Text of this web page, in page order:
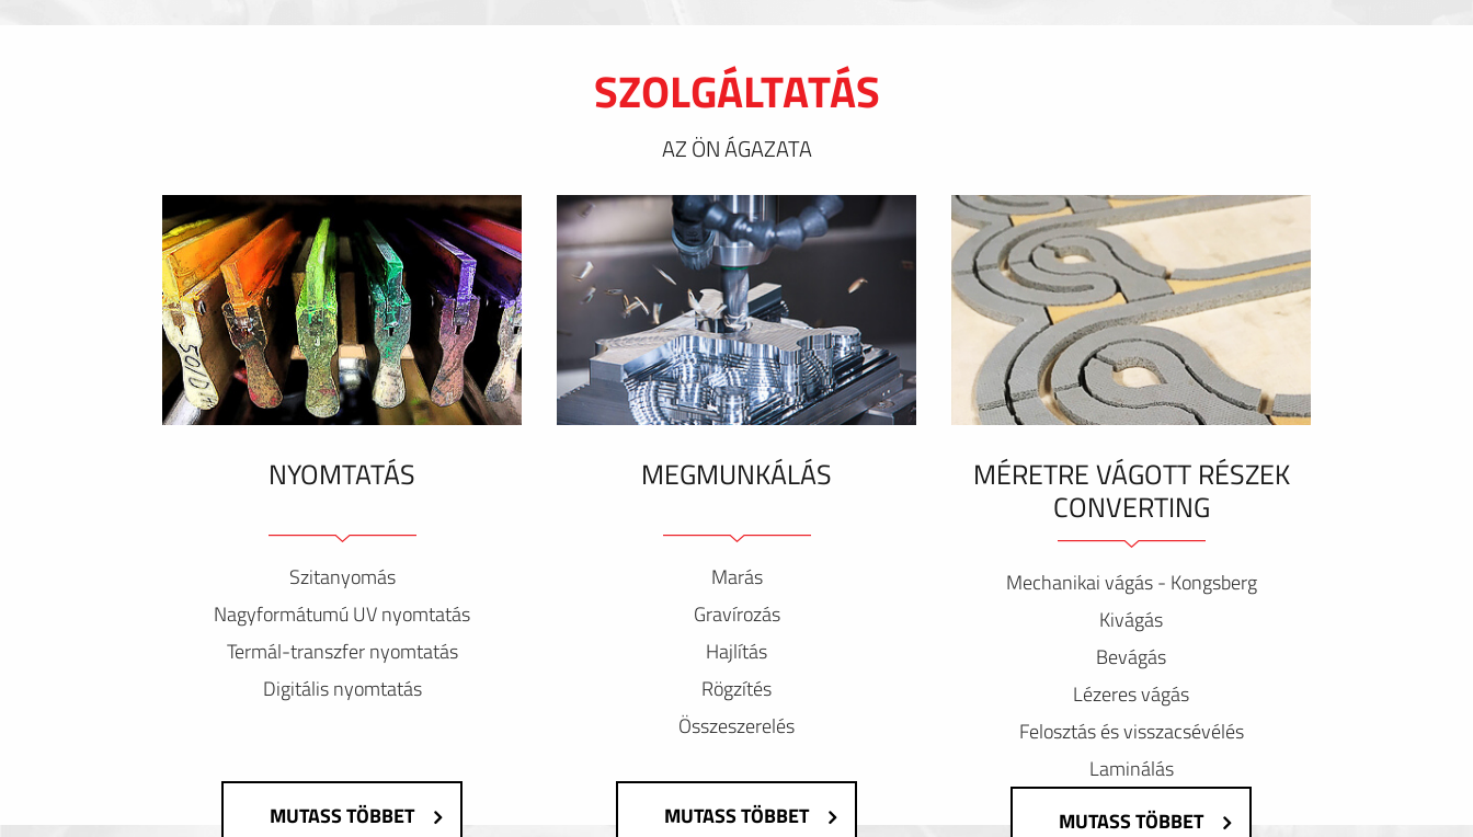
SZOLGÁLTATÁS
AZ ÖN ÁGAZATA
NYOMTATÁS
Szitanyomás
Nagyformátumú UV nyomtatás
Termál-transzfer nyomtatás
Digitális nyomtatás
MUTASS TÖBBET
MEGMUNKÁLÁS
Marás
Gravírozás
Hajlítás
Rögzítés
Összeszerelés
MUTASS TÖBBET
MÉRETRE VÁGOTT RÉSZEK
CONVERTING
Mechanikai vágás - Kongsberg
Kivágás
Bevágás
Lézeres vágás
Felosztás és visszacsévélés
Laminálás
MUTASS TÖBBET